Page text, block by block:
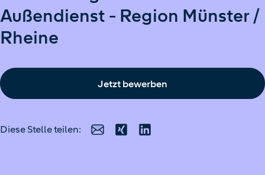
Außendienst - Region Münster /
Rheine
Jetzt bewerben
Diese Stelle teilen:
E-MailXing LinkedIn